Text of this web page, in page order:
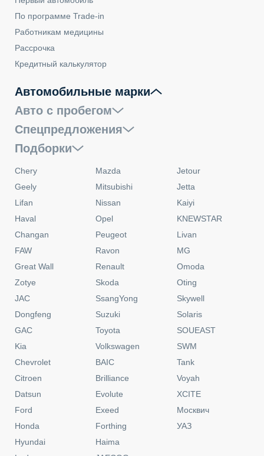
По программе Trade-in
Работникам медицины
Рассрочка
Кредитный калькулятор
Автомобильные марки
Авто с пробегом
Спецпредложения
Подборки
Chery
Geely
Lifan
Haval
Changan
FAW
Great Wall
Zotye
JAC
Dongfeng
GAC
Kia
Chevrolet
Citroen
Datsun
Ford
Honda
Hyundai
Mazda
Mitsubishi
Nissan
Opel
Peugeot
Ravon
Renault
Skoda
SsangYong
Suzuki
Toyota
Volkswagen
BAIC
Brilliance
Evolute
Exeed
Forthing
Haima
Jetour
Jetta
Kaiyi
KNEWSTAR
Livan
MG
Omoda
Oting
Skywell
Solaris
SOUEAST
SWM
Tank
Voyah
XCITE
Москвич
УАЗ